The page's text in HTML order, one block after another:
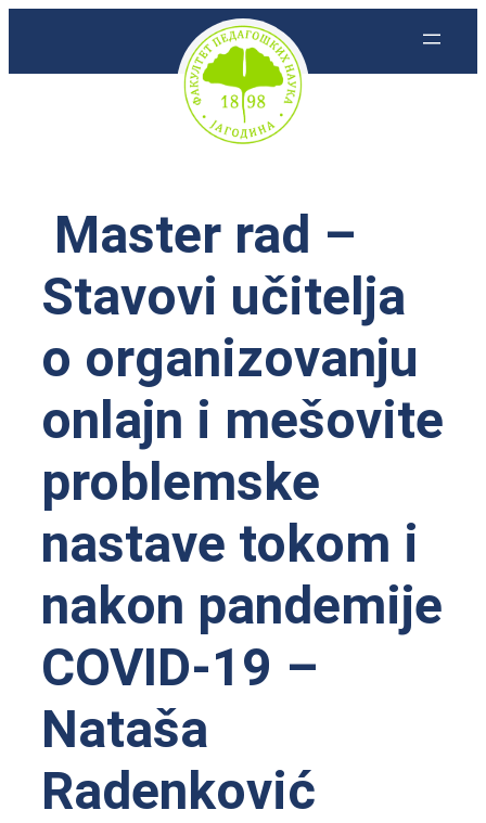
Master rad –
Stavovi učitelja
o organizovanju
onlajn i mešovite
problemske
nastave tokom i
nakon pandemije
COVID-19 –
Nataša
Radenković